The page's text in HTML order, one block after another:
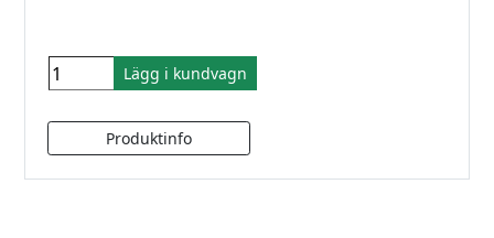
Lägg i kundvagn